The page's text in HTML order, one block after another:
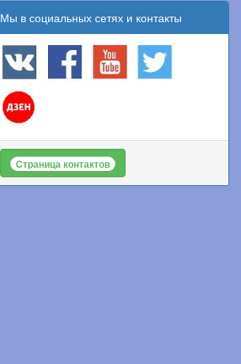
Мы в социальных сетях и контакты
Страница контактов